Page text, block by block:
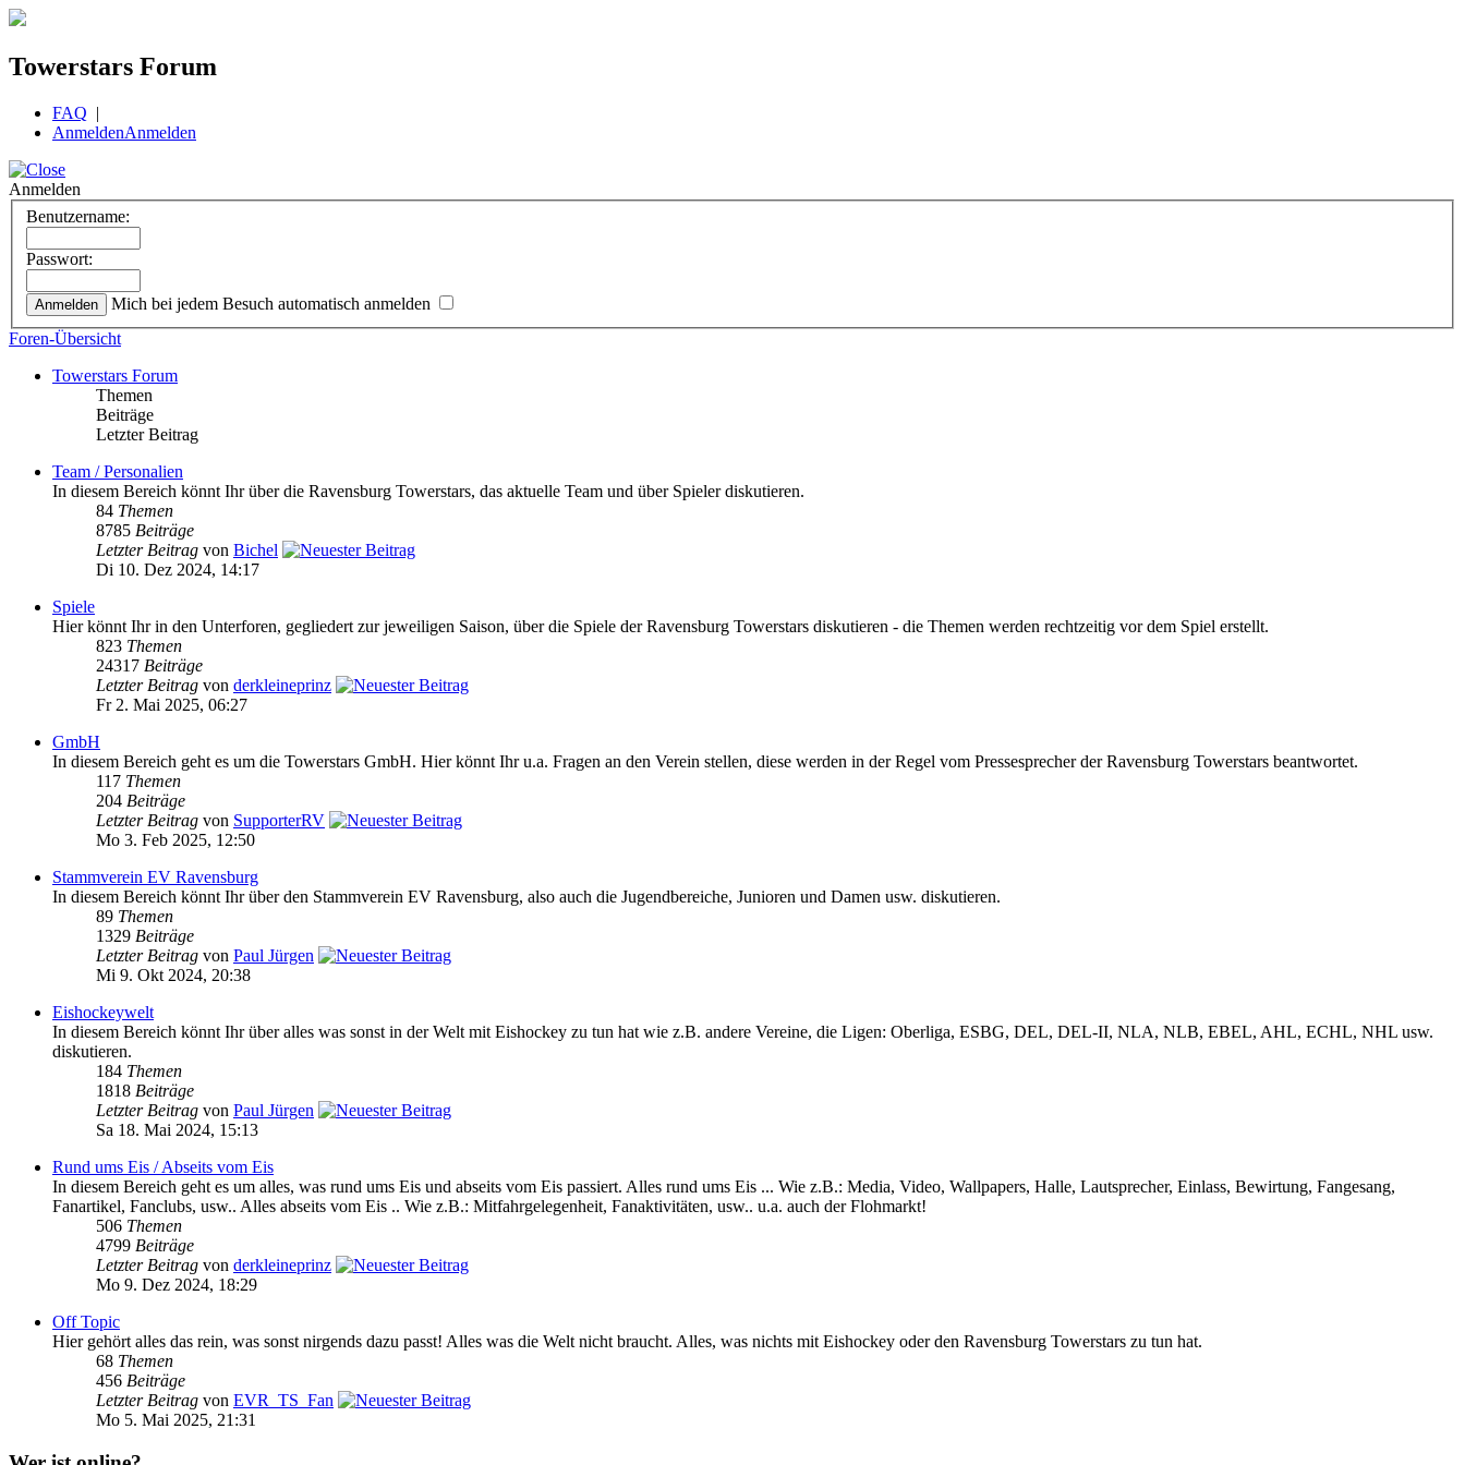
Towerstars Forum
FAQ |
AnmeldenAnmelden
Anmelden
Benutzername:
Passwort:
Mich bei jedem Besuch automatisch anmelden
Foren-Übersicht
Towerstars Forum
Themen
Beiträge
Letzter Beitrag
Team / Personalien
In diesem Bereich könnt Ihr über die Ravensburg Towerstars, das aktuelle Team und über Spieler diskutieren.
84 Themen
8785 Beiträge
Letzter Beitrag von Bichel
Di 10. Dez 2024, 14:17
Spiele
Hier könnt Ihr in den Unterforen, gegliedert zur jeweiligen Saison, über die Spiele der Ravensburg Towerstars diskutieren - die Themen werden rechtzeitig vor dem Spiel erstellt.
823 Themen
24317 Beiträge
Letzter Beitrag von derkleineprinz
Fr 2. Mai 2025, 06:27
GmbH
In diesem Bereich geht es um die Towerstars GmbH. Hier könnt Ihr u.a. Fragen an den Verein stellen, diese werden in der Regel vom Pressesprecher der Ravensburg Towerstars beantwortet.
117 Themen
204 Beiträge
Letzter Beitrag von SupporterRV
Mo 3. Feb 2025, 12:50
Stammverein EV Ravensburg
In diesem Bereich könnt Ihr über den Stammverein EV Ravensburg, also auch die Jugendbereiche, Junioren und Damen usw. diskutieren.
89 Themen
1329 Beiträge
Letzter Beitrag von Paul Jürgen
Mi 9. Okt 2024, 20:38
Eishockeywelt
In diesem Bereich könnt Ihr über alles was sonst in der Welt mit Eishockey zu tun hat wie z.B. andere Vereine, die Ligen: Oberliga, ESBG, DEL, DEL-II, NLA, NLB, EBEL, AHL, ECHL, NHL usw.
diskutieren.
184 Themen
1818 Beiträge
Letzter Beitrag von Paul Jürgen
Sa 18. Mai 2024, 15:13
Rund ums Eis / Abseits vom Eis
In diesem Bereich geht es um alles, was rund ums Eis und abseits vom Eis passiert. Alles rund ums Eis ... Wie z.B.: Media, Video, Wallpapers, Halle, Lautsprecher, Einlass, Bewirtung, Fangesang,
Fanartikel, Fanclubs, usw.. Alles abseits vom Eis .. Wie z.B.: Mitfahrgelegenheit, Fanaktivitäten, usw.. u.a. auch der Flohmarkt!
506 Themen
4799 Beiträge
Letzter Beitrag von derkleineprinz
Mo 9. Dez 2024, 18:29
Off Topic
Hier gehört alles das rein, was sonst nirgends dazu passt! Alles was die Welt nicht braucht. Alles, was nichts mit Eishockey oder den Ravensburg Towerstars zu tun hat.
68 Themen
456 Beiträge
Letzter Beitrag von EVR_TS_Fan
Mo 5. Mai 2025, 21:31